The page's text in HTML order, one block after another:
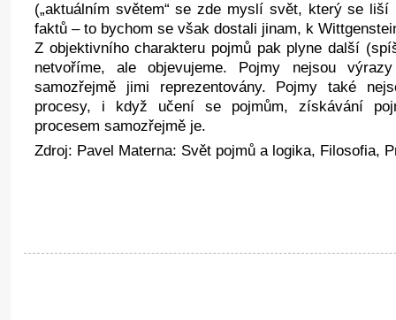
(„aktuálním světem“ se zde myslí svět, který se liší
faktů – to bychom se však dostali jinam, k
Z objektivního charakteru pojmů pak plyne další
netvoříme, ale objevujeme. Pojmy nejsou
samozřejmě jimi reprezentovány. Pojmy také
procesy, i když učení se pojmům, získávání
procesem samozřejmě je.
Zdroj: Pavel Materna: Svět pojmů a logika, Filosofia,